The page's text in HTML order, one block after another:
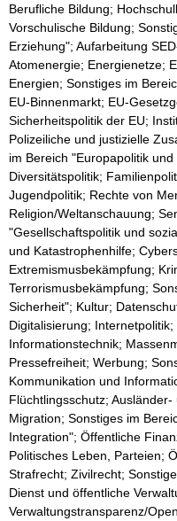
i
s
:
Berufliche Bildung;
Vorschulische Bildung;
Erziehung"; Aufarbeitung
Atomenergie; Energienetze;
Energien; Sonstiges im
EU-Binnenmarkt; EU-
Sicherheitspolitik der EU;
Polizeiliche und justizielle
im Bereich "Europapolitik
Diversitätspolitik;
Jugendpolitik; Rechte von
Religion/Weltanschauung;
"Gesellschaftspolitik und
und Katastrophenhilfe;
Extremismusbekämpfung;
Terrorismusbekämpfung;
Sicherheit"; Kultur;
Digitalisierung;
Informationstechnik;
Pressefreiheit; Werbung;
Kommunikation und
Flüchtlingsschutz;
Migration; Sonstiges im
Integration"; Öffentliche
Politisches Leben, Parteien;
Strafrecht; Zivilrecht;
Dienst und öffentliche
Verwaltungstransparenz/